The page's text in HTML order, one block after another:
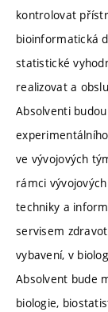
kontrolovat
bioinformatická
statistické
realizovat a
Absolventi
ve vývojových
rámci
techniky a
servisem
vybavení, v
Absolvent bude
biologie,